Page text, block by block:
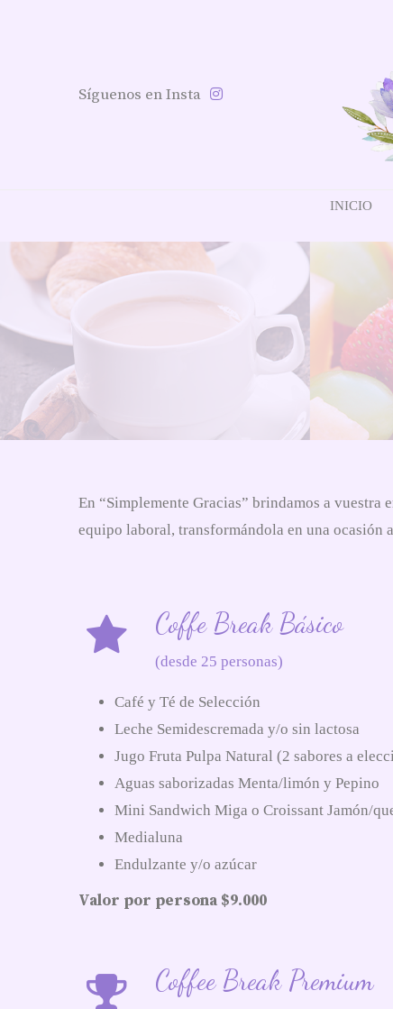
Síguenos en Insta
INICIO
En “Simplemente Gracias” brindamos a
equipo laboral, transformándola en una
Coffe Break Básico
(desde 25 personas)
Café y Té de Selección
Leche Semidescremada y/o sin lactosa
Jugo Fruta Pulpa Natural (2 sabores a
Aguas saborizadas Menta/limón y Pepino
Mini Sandwich Miga o Croissant Jamón/
Medialuna
Endulzante y/o azúcar
Valor por persona $9.000
Coffee Break Premium